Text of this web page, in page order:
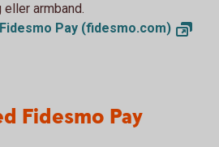
armband.
Pay (fidesmo.com)
Fidesmo Pay